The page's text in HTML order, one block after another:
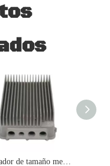
Radiador de tamaño mediano New Energy